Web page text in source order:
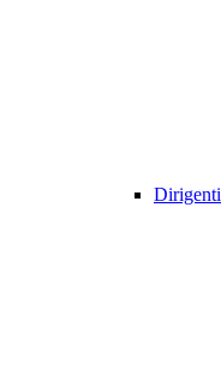
Dirigenti